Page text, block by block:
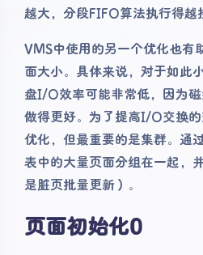
越大，分段FIFO算法执行得越
VMS中使用的另一个优化也有
面大小。具体来说，对于如此
盘I/O效率可能非常低，因为
做得更好。为了提高I/O交换
优化，但最重要的是集群。通
表中的大量页面分组在一起，
是脏页批量更新）。
页面初始化0